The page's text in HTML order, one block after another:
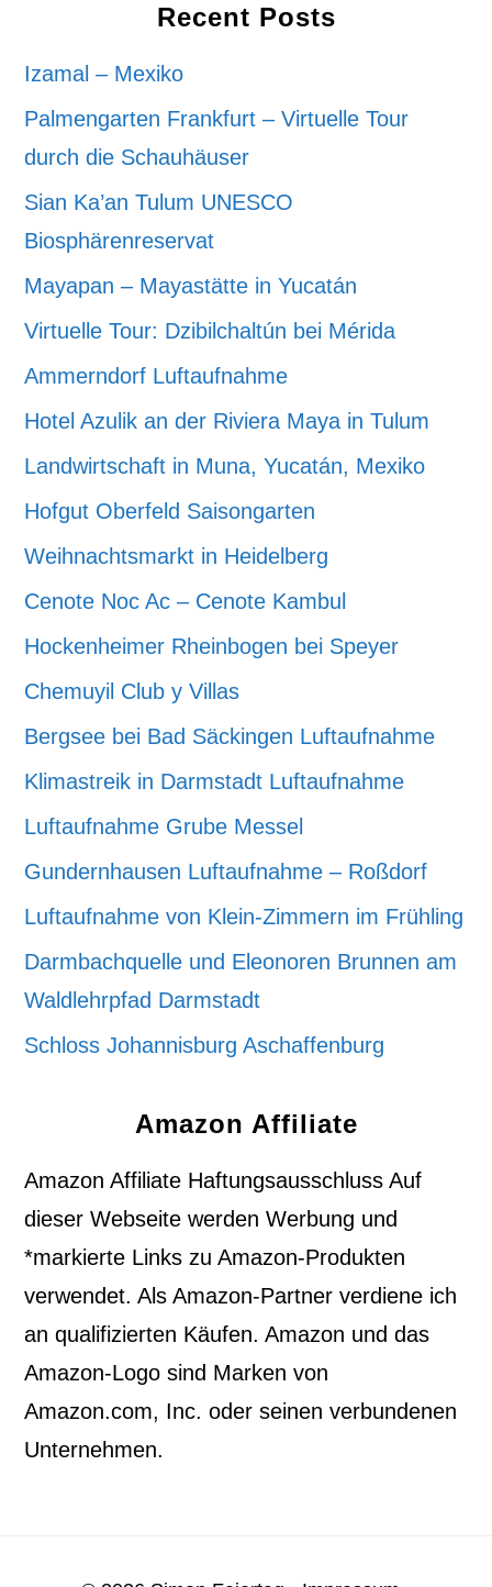
Recent Posts
Izamal – Mexiko
Palmengarten Frankfurt – Virtuelle Tour
durch die Schauhäuser
Sian Ka’an Tulum UNESCO
Biosphärenreservat
Mayapan – Mayastätte in Yucatán
Virtuelle Tour: Dzibilchaltún bei Mérida
Ammerndorf Luftaufnahme
Hotel Azulik an der Riviera Maya in Tulum
Landwirtschaft in Muna, Yucatán, Mexiko
Hofgut Oberfeld Saisongarten
Weihnachtsmarkt in Heidelberg
Cenote Noc Ac – Cenote Kambul
Hockenheimer Rheinbogen bei Speyer
Chemuyil Club y Villas
Bergsee bei Bad Säckingen Luftaufnahme
Klimastreik in Darmstadt Luftaufnahme
Luftaufnahme Grube Messel
Gundernhausen Luftaufnahme – Roßdorf
Luftaufnahme von Klein-Zimmern im Frühling
Darmbachquelle und Eleonoren Brunnen am
Waldlehrpfad Darmstadt
Schloss Johannisburg Aschaffenburg
Amazon Affiliate
Amazon Affiliate Haftungsausschluss Auf
dieser Webseite werden Werbung und
*markierte Links zu Amazon-Produkten
verwendet. Als Amazon-Partner verdiene ich
an qualifizierten Käufen. Amazon und das
Amazon-Logo sind Marken von
Amazon.com, Inc. oder seinen verbundenen
Unternehmen.